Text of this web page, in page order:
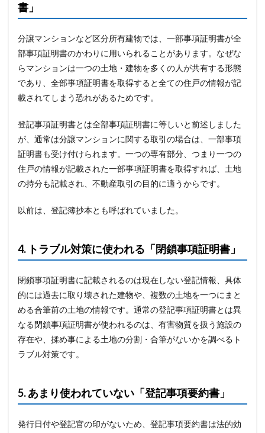
書」
分譲マンションなど区分所有建物では、一部事項証明書が全
部事項証明書のかわりに用いられることがあります。なぜな
らマンションは一つの土地・建物を多くの人が共有する形態
であり、全部事項証明書を取得すると全ての住戸の情報が記
載されてしまう恐れがあるためです。
登記事項証明書とは全部事項証明書に等しいと前述しました
が、通常は分譲マンションに関する取引の場合は、一部事項
証明書も受け付けられます。一つの専有部分、つまり一つの
住戸の情報が記載された一部事項証明書を取得すれば、土地
の持分も記載され、不動産取引の目的に適うからです。
以前は、登記簿抄本とも呼ばれていました。
4. トラブル対策に使われる「閉鎖事項証明書」
閉鎖事項証明書に記載されるのは現在しない登記情報、具体
的には過去に取り壊された建物や、複数の土地を一つにまと
める合筆前の土地の情報です。通常の登記事項証明書とは異
なる閉鎖事項証明書が使われるのは、有害物質を扱う施設の
存在や、揉め事による土地の分割・合筆がないかを調べるト
ラブル対策です。
5. あまり使われていない「登記事項要約書」
発行日付や登記官の印がないため、登記事項要約書は法的効